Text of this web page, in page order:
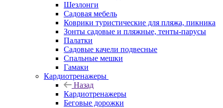
Шезлонги
Садовая мебель
Коврики туристические для пляжа, пикника
Зонты садовые и пляжные, тенты-парусы
Палатки
Садовые качели подвесные
Спальные мешки
Гамаки
Кардиотренажеры
Назад
Кардиотренажеры
Беговые дорожки